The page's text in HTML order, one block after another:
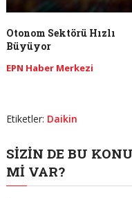
Otonom Sektörü Hızlı
Büyüyor
EPN Haber Merkezi
Etiketler: Daikin
SIZIN DE BU
MI VAR?